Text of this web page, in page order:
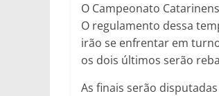
O Campeonato
O regulamento dessa
irão se enfrentar em
os dois últimos serão
As finais serão